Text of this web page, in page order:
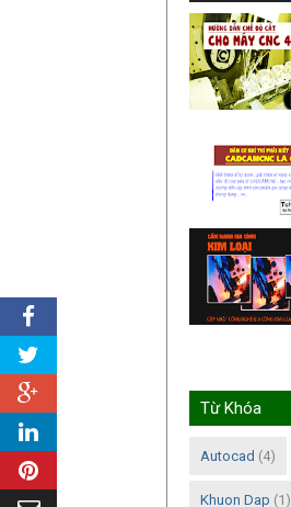
Từ Khóa
Autocad (4)
Khuon Dap (1)